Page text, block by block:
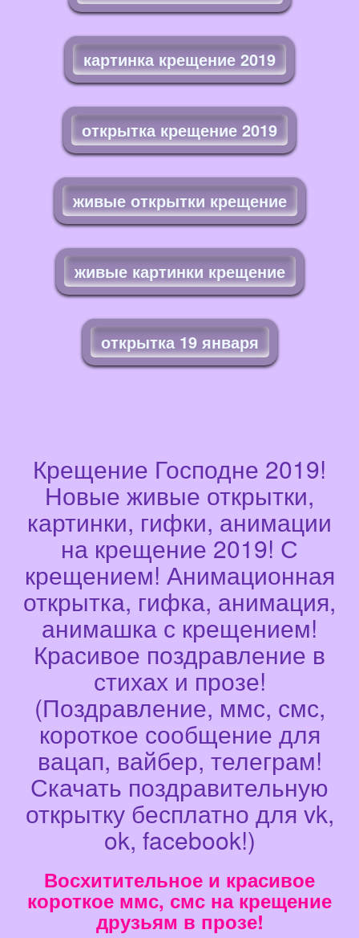
картинка крещение 2019
открытка крещение 2019
живые открытки крещение
живые картинки крещение
открытка 19 января
Крещение Господне 2019!
Новые живые открытки,
картинки, гифки, анимации
на крещение 2019! С
крещением! Анимационная
открытка, гифка, анимация,
анимашка с крещением!
Красивое поздравление в
стихах и прозе!
(Поздравление, ммс, смс,
короткое сообщение для
вацап, вайбер, телеграм!
Скачать поздравительную
открытку бесплатно для vk,
ok, facebook!)
Восхитительное и красивое
короткое ммс, смс на крещение
друзьям в прозе!